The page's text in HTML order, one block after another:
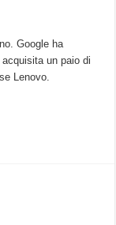
Google ha
un paio di
Lenovo.